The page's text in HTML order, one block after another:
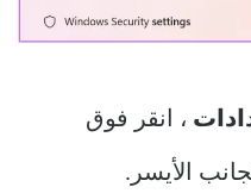
، انقر فوق
الأيسر.